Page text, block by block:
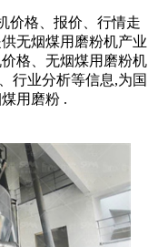
价格、报价、行情走
无烟煤用磨粉机产业
格、无烟煤用磨粉机
行业分析等信息,为国
用磨粉 .